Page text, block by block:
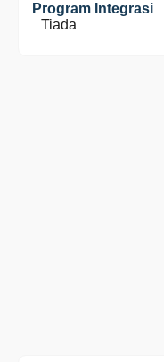
Program Integrasi
Tiada